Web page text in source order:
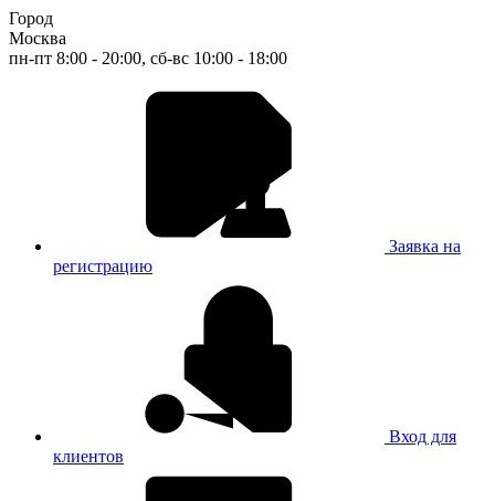
Город
Москва
пн-пт 8:00 - 20:00, сб-вс 10:00 - 18:00
Заявка на
регистрацию
Вход для
клиентов